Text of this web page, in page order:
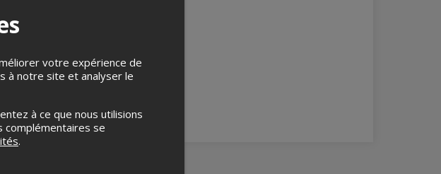
votre expérience de
à notre site et analyser le
à ce que nous utilisions
complémentaires se
.